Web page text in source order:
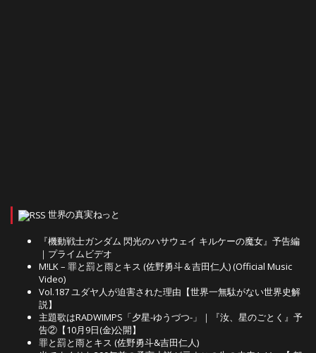
世界の真実ねっと
『機動戦士ガンダム 閃光のハサウェイ キルケーの魔女』予告編
｜プライムビデオ
M!LK – 罪と罰と雨とキス (佐野勇斗＆吉田仁人) (Official Music
Video)
Vol.187 ユダヤ人が迫害された理由【世界一無駄がない世界史解
説】
主題歌はRADWIMPS「夕星-ゆうづつ-」｜『汝、星のごとく』予
告②【10月9日(金)公開】
罪と罰と雨とキス (佐野勇斗&吉田仁人)